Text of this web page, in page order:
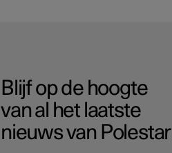
Blijf op de hoogte
van al het laatste
nieuws van Polestar